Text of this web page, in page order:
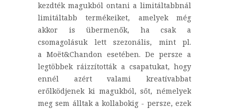
kezdték magukból ontani a limitáltabbnál
limitáltabb termékeiket, amelyek még
akkor is übermenők, ha csak a
csomagolásuk lett szezonális, mint pl.
a Moët&Chandon esetében. De persze a
legtöbbek ráizzították a csapatukat, hogy
ennél azért valami kreatívabbat
erőlködjenek ki magukból, sőt, némelyek
meg sem álltak a kollabokig - persze, ezek